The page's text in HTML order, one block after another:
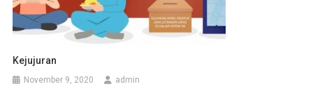
Kejujuran
November 9, 2020 admin